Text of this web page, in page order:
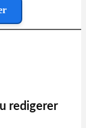
redigerer